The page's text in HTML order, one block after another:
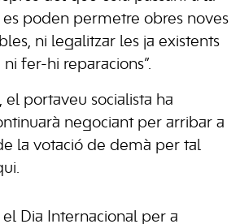
poden permetre obres noves
ni legalitzar les ja existents
fer-hi reparacions”.
el portaveu socialista ha
negociant per arribar a
la votació de demà per tal
Dia Internacional per a